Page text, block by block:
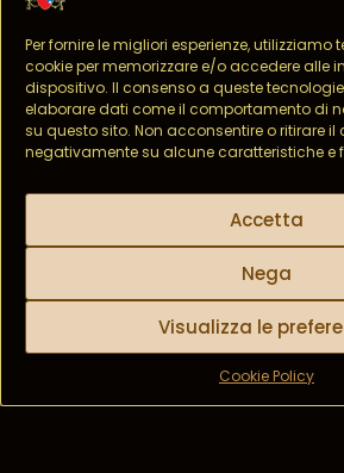
Per fornire le migliori esperienze, utilizziamo
cookie per memorizzare e/o accedere alle
dispositivo. Il consenso a queste
elaborare dati come il comportamento di
su questo sito. Non acconsentire o ritirare il
negativamente su alcune caratteristiche e
Accetta
Nega
Visualizza le
Cookie Policy